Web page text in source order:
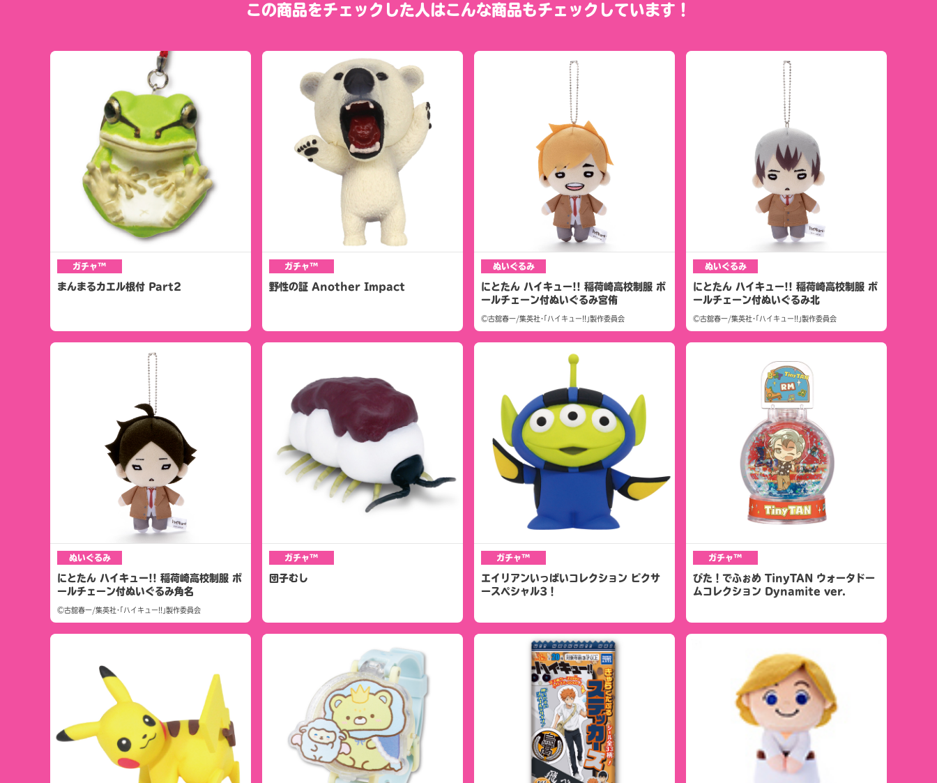
この商品をチェックした人はこんな商品もチェックしています！
ガチャ™
まんまるカエル根付 Part2
ガチャ™
野性の証 Another Impact
ぬいぐるみ
にとたん ハイキュー!! 稲荷崎高校制服 ボ
ールチェーン付ぬいぐるみ宮侑
©古舘春一/集英社･｢ハイキュー!!｣製作委員会
ぬいぐるみ
にとたん ハイキュー!! 稲荷崎高校制服 ボ
ールチェーン付ぬいぐるみ北
©古舘春一/集英社･｢ハイキュー!!｣製作委員会
ぬいぐるみ
にとたん ハイキュー!! 稲荷崎高校制服 ボ
ールチェーン付ぬいぐるみ角名
©古舘春一/集英社･｢ハイキュー!!｣製作委員会
ガチャ™
団子むし
ガチャ™
エイリアンいっぱいコレクション ピクサ
ースペシャル3！
ガチャ™
ぴた！でふぉめ TinyTAN ウォータドー
ムコレクション Dynamite ver.